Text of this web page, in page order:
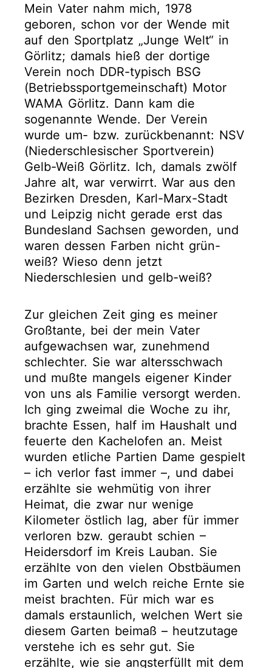
Mein Vater nahm mich, 1978
geboren, schon vor der Wende mit
auf den Sportplatz „Junge Welt“ in
Görlitz; damals hieß der dortige
Verein noch DDR-typisch BSG
(Betriebssportgemeinschaft) Motor
WAMA Görlitz. Dann kam die
sogenannte Wende. Der Verein
wurde um- bzw. zurückbenannt: NSV
(Niederschlesischer Sportverein)
Gelb-Weiß Görlitz. Ich, damals zwölf
Jahre alt, war verwirrt. War aus den
Bezirken Dresden, Karl-Marx-Stadt
und Leipzig nicht gerade erst das
Bundesland Sachsen geworden, und
waren dessen Farben nicht grün-
weiß? Wieso denn jetzt
Niederschlesien und gelb-weiß?
Zur gleichen Zeit ging es meiner
Großtante, bei der mein Vater
aufgewachsen war, zunehmend
schlechter. Sie war altersschwach
und mußte mangels eigener Kinder
von uns als Familie versorgt werden.
Ich ging zweimal die Woche zu ihr,
brachte Essen, half im Haushalt und
feuerte den Kachelofen an. Meist
wurden etliche Partien Dame gespielt
– ich verlor fast immer –, und dabei
erzählte sie wehmütig von ihrer
Heimat, die zwar nur wenige
Kilometer östlich lag, aber für immer
verloren bzw. geraubt schien –
Heidersdorf im Kreis Lauban. Sie
erzählte von den vielen Obstbäumen
im Garten und welch reiche Ernte sie
meist brachten. Für mich war es
damals erstaunlich, welchen Wert sie
diesem Garten beimaß – heutzutage
verstehe ich es sehr gut. Sie
erzählte, wie sie angsterfüllt mit dem